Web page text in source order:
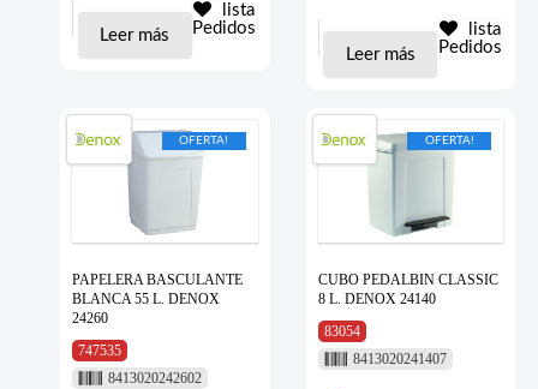
Leer más
lista
Pedidos
Leer más
lista
Pedidos
OFERTA!
PAPELERA BASCULANTE
BLANCA 55 L. DENOX
24260
747535
8413020242602
OFERTA!
CUBO PEDALBIN CLASSIC
8 L. DENOX 24140
83054
8413020241407